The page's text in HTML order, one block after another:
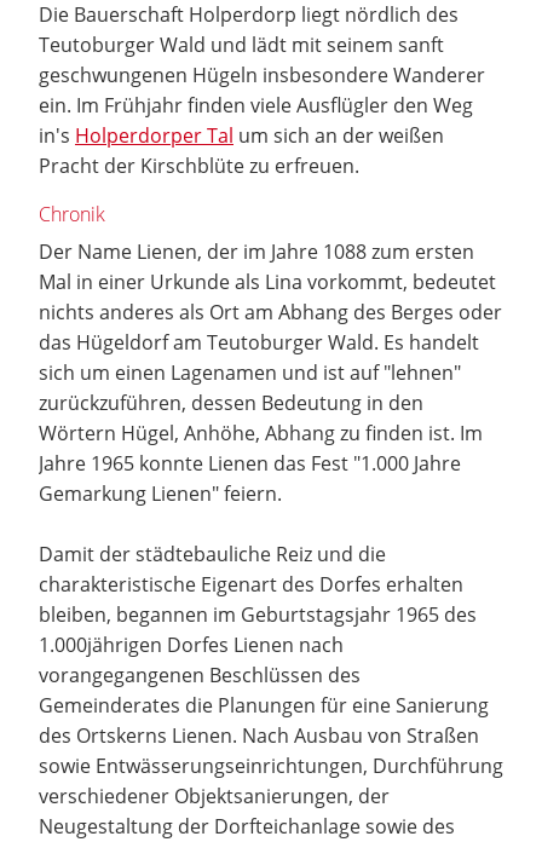
Die Bauerschaft Holperdorp liegt nördlich des
Teutoburger Wald und lädt mit seinem sanft
geschwungenen Hügeln insbesondere Wanderer
ein. Im Frühjahr finden viele Ausflügler den Weg
in's Holperdorper Tal um sich an der weißen
Pracht der Kirschblüte zu erfreuen.
Chronik
Der Name Lienen, der im Jahre 1088 zum ersten
Mal in einer Urkunde als Lina vorkommt, bedeutet
nichts anderes als Ort am Abhang des Berges oder
das Hügeldorf am Teutoburger Wald. Es handelt
sich um einen Lagenamen und ist auf "lehnen"
zurückzuführen, dessen Bedeutung in den
Wörtern Hügel, Anhöhe, Abhang zu finden ist. Im
Jahre 1965 konnte Lienen das Fest "1.000 Jahre
Gemarkung Lienen" feiern.
Damit der städtebauliche Reiz und die
charakteristische Eigenart des Dorfes erhalten
bleiben, begannen im Geburtstagsjahr 1965 des
1.000jährigen Dorfes Lienen nach
vorangegangenen Beschlüssen des
Gemeinderates die Planungen für eine Sanierung
des Ortskerns Lienen. Nach Ausbau von Straßen
sowie Entwässerungseinrichtungen, Durchführung
verschiedener Objektsanierungen, der
Neugestaltung der Dorfteichanlage sowie des